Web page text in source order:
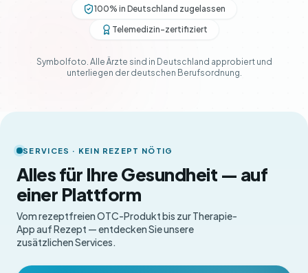
100% in Deutschland zugelassen
Telemedizin-zertifiziert
Symbolfoto. Alle Ärzte sind in Deutschland approbiert und
unterliegen der deutschen Berufsordnung.
SERVICES · KEIN REZEPT NÖTIG
Alles für Ihre Gesundheit — auf
einer Plattform
Vom rezeptfreien OTC-Produkt bis zur Therapie-
App auf Rezept — entdecken Sie unsere
zusätzlichen Services.